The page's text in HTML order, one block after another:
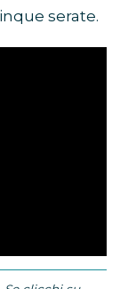
serate.